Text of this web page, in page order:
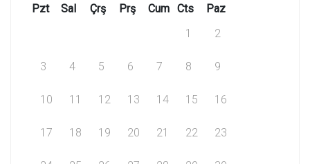
Pzt
Sal Çrş Prş Cum Cts
Paz
1
2
3 4 5 6 7 8 9
10 11 12 13 14 15 16
17 18 19 20 21 22 23